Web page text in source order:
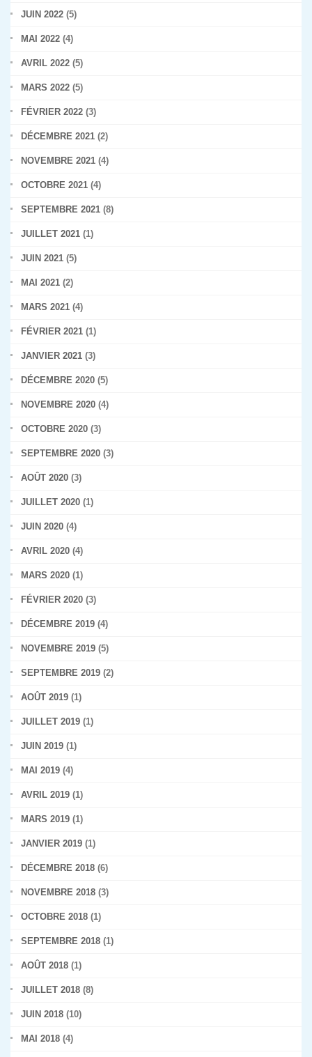
JUIN 2022 (5)
MAI 2022 (4)
AVRIL 2022 (5)
MARS 2022 (5)
FÉVRIER 2022 (3)
DÉCEMBRE 2021 (2)
NOVEMBRE 2021 (4)
OCTOBRE 2021 (4)
SEPTEMBRE 2021 (8)
JUILLET 2021 (1)
JUIN 2021 (5)
MAI 2021 (2)
MARS 2021 (4)
FÉVRIER 2021 (1)
JANVIER 2021 (3)
DÉCEMBRE 2020 (5)
NOVEMBRE 2020 (4)
OCTOBRE 2020 (3)
SEPTEMBRE 2020 (3)
AOÛT 2020 (3)
JUILLET 2020 (1)
JUIN 2020 (4)
AVRIL 2020 (4)
MARS 2020 (1)
FÉVRIER 2020 (3)
DÉCEMBRE 2019 (4)
NOVEMBRE 2019 (5)
SEPTEMBRE 2019 (2)
AOÛT 2019 (1)
JUILLET 2019 (1)
JUIN 2019 (1)
MAI 2019 (4)
AVRIL 2019 (1)
MARS 2019 (1)
JANVIER 2019 (1)
DÉCEMBRE 2018 (6)
NOVEMBRE 2018 (3)
OCTOBRE 2018 (1)
SEPTEMBRE 2018 (1)
AOÛT 2018 (1)
JUILLET 2018 (8)
JUIN 2018 (10)
MAI 2018 (4)